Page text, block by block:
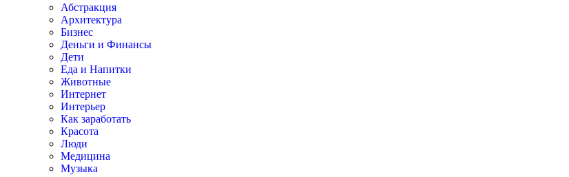
Абстракция
Архитектура
Бизнес
Деньги и Финансы
Дети
Еда и Напитки
Животные
Интернет
Интерьер
Как заработать
Красота
Люди
Медицина
Музыка